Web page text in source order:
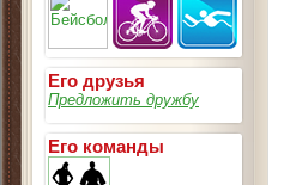
Его друзья
Предложить дружбу
Его команды